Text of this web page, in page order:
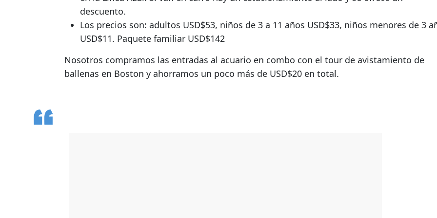
descuento.
Los precios son: adultos USD$53, niños de 3 a 11 años USD$33, niños menores de 3
USD$11. Paquete familiar USD$142
Nosotros compramos las entradas al acuario en combo con el tour de avistamiento de
ballenas en Boston y ahorramos un poco más de USD$20 en total.